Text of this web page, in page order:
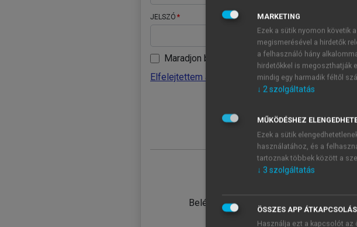
JELSZÓ
Maradjon belépve
Elfelejtettem a jelszavamat
Belépés intézményi azonosítóval
MARKETING
Ezek a sütik nyomon követik
megismerésével a hirdetők
a felhasználó hány
hirdetőkkel is megoszthatják
mindig egy harmadik féltől
↓ 2szolgáltatás
MŰKÖDÉSHEZ
Ezek a sütik
használatához, és a
tartoznak többek között a
↓ 3 szolgáltatás
ÖSSZES APP
Használja ezt a kapcsolót